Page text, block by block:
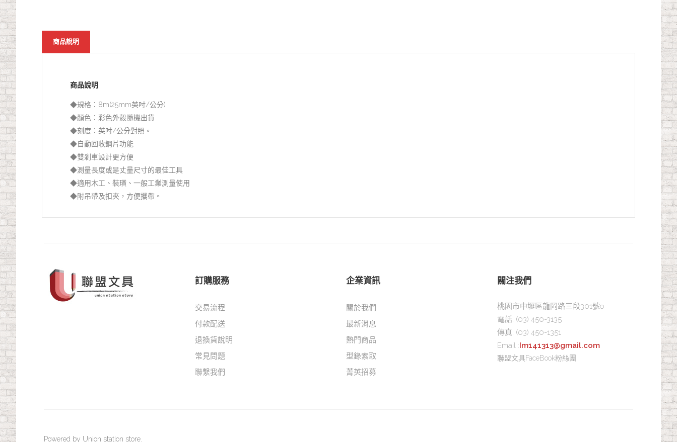
商品說明
商品說明
◆規格：8m(25mm英吋/公分)
◆顏色：彩色外殼隨機出貨
◆刻度：英吋/公分對照。
◆自動回收鋼片功能
◆雙剎車設計更方便
◆測量長度或是丈量尺寸的最佳工具
◆適用木工、裝璜、一般工業測量使用
◆附吊帶及扣夾，方便攜帶。
訂購服務
交易流程
付款配送
退換貨說明
常見問題
聯繫我們
企業資訊
關於我們
最新消息
熱門商品
型錄索取
菁英招募
關注我們
桃園市中壢區龍岡路三段301號o
電話: (03) 450-3135
傳真: (03) 450-1351
Email :Im141313@gmail.com
聯盟文具FaceBook粉絲團
Powered by Union station store.